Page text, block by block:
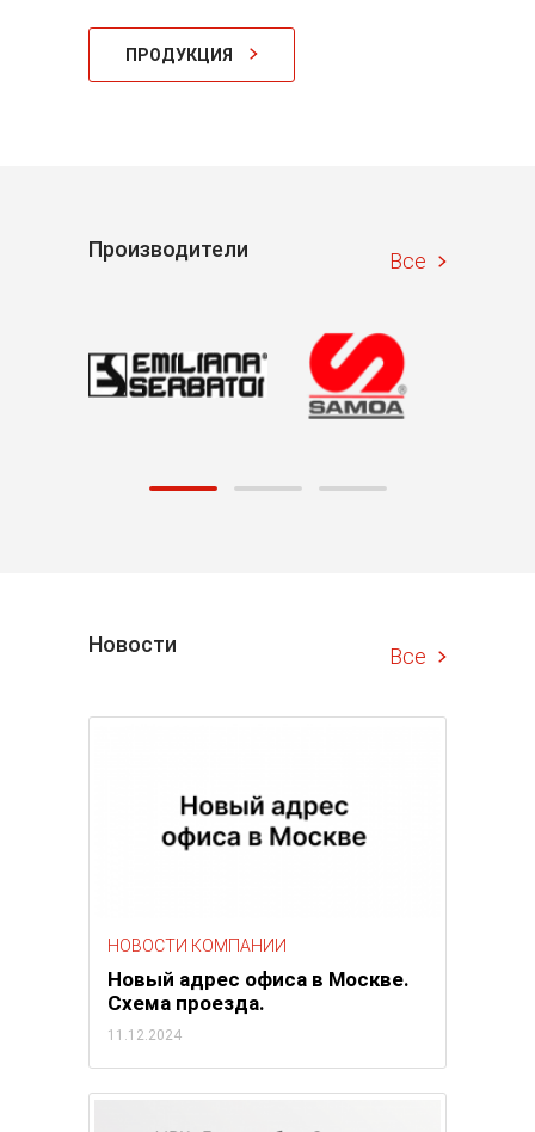
ПРОДУКЦИЯ
Производители Все
Новости Все
НОВОСТИ КОМПАНИИ
Новый адрес офиса в Москве.
Схема проезда.
11.12.2024